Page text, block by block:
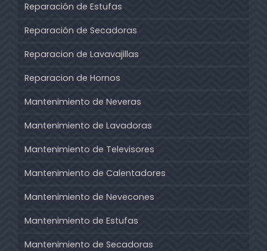
Reparación de Estufas
Reparación de Secadoras
Reparacion de Lavavajillas
Reparacion de Hornos
Mantenimiento de Neveras
Mantenimiento de Lavadoras
Mantenimiento de Televisores
Mantenimiento de Calentadores
Mantenimiento de Nevecones
Mantenimiento de Estufas
Mantenimiento de Secadoras